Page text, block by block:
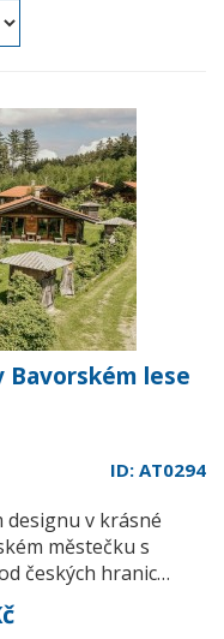
Bavorském lese
ID: AT0294
v krásné
městečku s
českých hranic…